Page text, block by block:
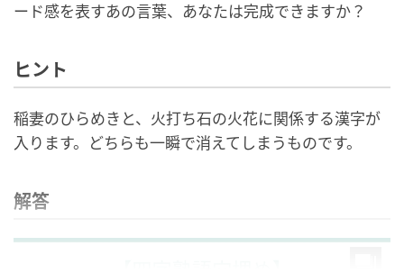
ード感を表すあの言葉、あなたは完成できますか？
ヒント
稲妻のひらめきと、火打ち石の火花に関係する漢字が
入ります。どちらも一瞬で消えてしまうものです。
解答